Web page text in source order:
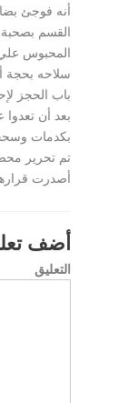
أنه فوجئ
القسم
المحبوس
سلاحه بحجة
باب الحجز
بكدمات
تم تحرير
أصدرت
أضف
التعليق